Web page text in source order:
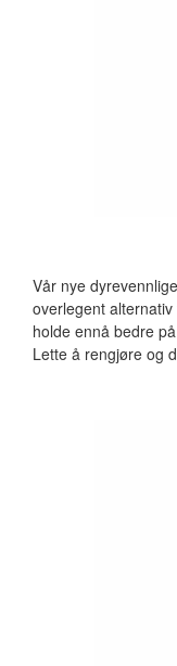
Vår nye
overlegent
holde ennå bedre
Lette å rengjøre og